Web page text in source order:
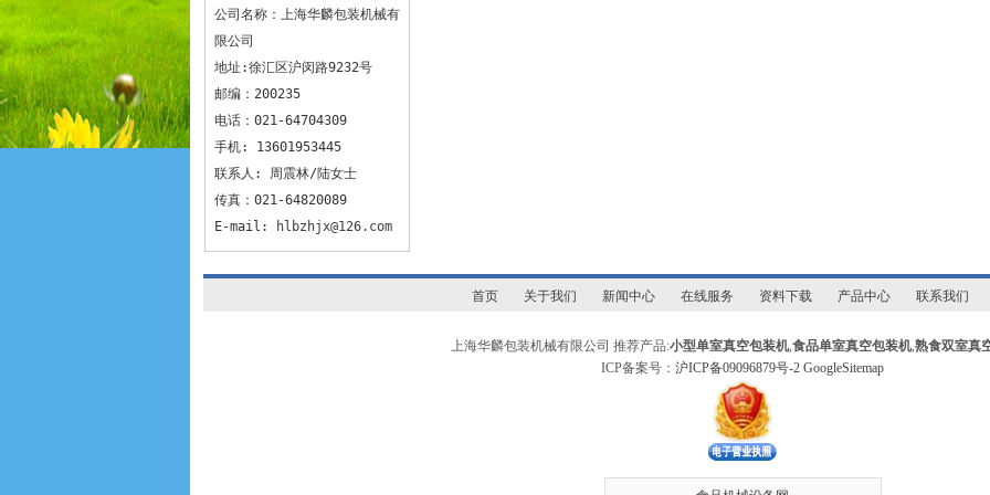
公司名称：上海华麟包装机械有
限公司
地址:徐汇区沪闵路9232号
邮编：200235
电话：021-64704309
手机: 13601953445
联系人: 周震林/陆女士
传真：021-64820089
E-mail:
hlbzhjx@126.com
首页 关于我们 新闻中心 在线服务 资料下载 产品中心 联系我们
上海华麟包装机械有限公司 推荐产品:小型单室真空包装机,食品单室真空包装机,熟食双室真
ICP备案号： 沪ICP备09096879号-2 GoogleSitemap